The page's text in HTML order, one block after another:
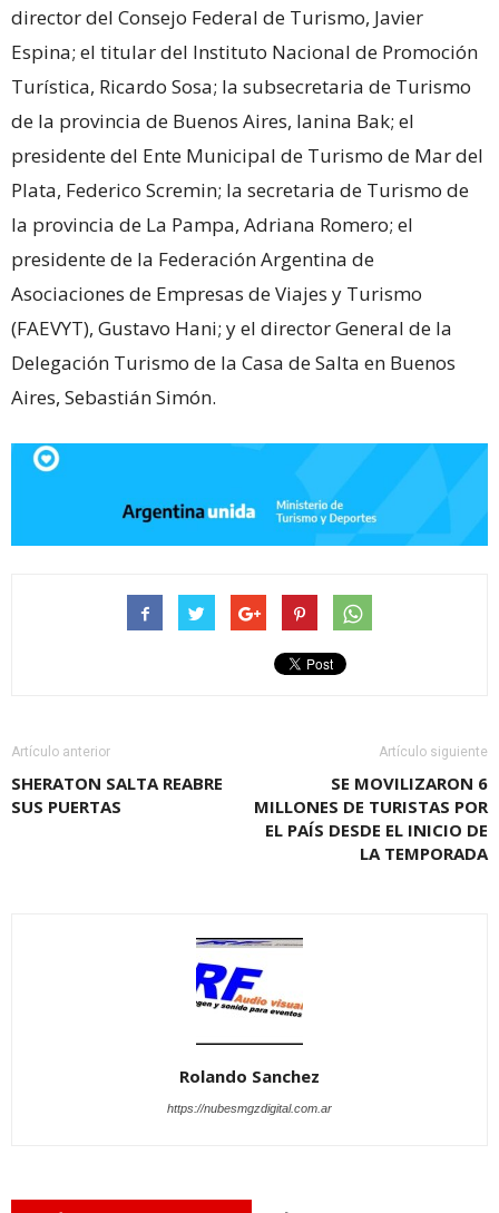
director del Consejo Federal de Turismo, Javier
Espina; el titular del Instituto Nacional de Promoción
Turística, Ricardo Sosa; la subsecretaria de Turismo
de la provincia de Buenos Aires, Ianina Bak; el
presidente del Ente Municipal de Turismo de Mar del
Plata, Federico Scremin; la secretaria de Turismo de
la provincia de La Pampa, Adriana Romero; el
presidente de la Federación Argentina de
Asociaciones de Empresas de Viajes y Turismo
(FAEVYT), Gustavo Hani; y el director General de la
Delegación Turismo de la Casa de Salta en Buenos
Aires, Sebastián Simón.
Artículo anterior
SHERATON SALTA REABRE
SUS PUERTAS
Artículo siguiente
SE MOVILIZARON 6
MILLONES DE TURISTAS POR
EL PAÍS DESDE EL INICIO DE
LA TEMPORADA
Rolando Sanchez
https://nubesmgzdigital.com.ar